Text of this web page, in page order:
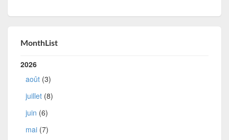
MonthList
2026
août (3)
juillet (8)
juin (6)
mai (7)